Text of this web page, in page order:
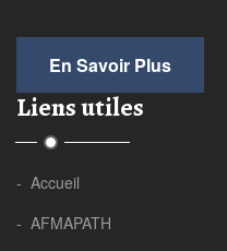
En Savoir Plus
Liens utiles
- Accueil
- AFMAPATH